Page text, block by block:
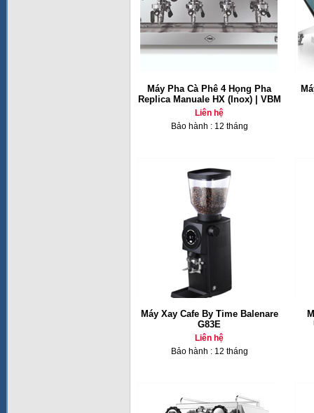
Máy Pha Cà Phê 4 Họng Pha
Replica Manuale HX (Inox) | VBM
Liên hệ
Bảo hành : 12 tháng
Máy Xay Cafe By Time Balenare
G83E
Liên hệ
Bảo hành : 12 tháng